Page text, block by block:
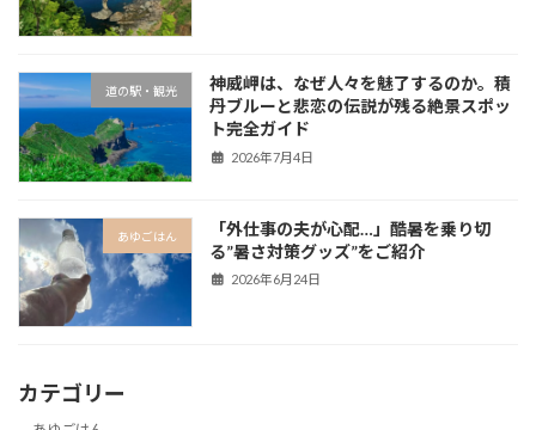
道の駅・観光
神威岬は、なぜ人々を魅了するのか。積
丹ブルーと悲恋の伝説が残る絶景スポッ
ト完全ガイド
2026年7月4日
あゆごはん
「外仕事の夫が心配…」酷暑を乗り切
る”暑さ対策グッズ”をご紹介
2026年6月24日
カテゴリー